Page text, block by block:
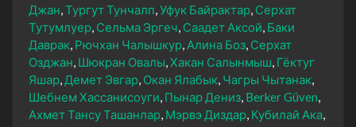
Джан Тургут Тунчалп Уфук Байрактар Серхат
Тутумлуер Сельма Эргеч Саадет Аксой Баки
Даврак Рючхан Чалышкур Алина Боз Серхат
Озджан Шюкран Овалы Хакан Салынмыш Гёктуг
Яшар Демет Эвгар Окан Ялабык Чагры Чытанак
Шебнем Хассанисоуги Пынар Дениз Berker Güven
Ахмет Тансу Ташанлар Мэрвэ Диздар Кубилай Ака